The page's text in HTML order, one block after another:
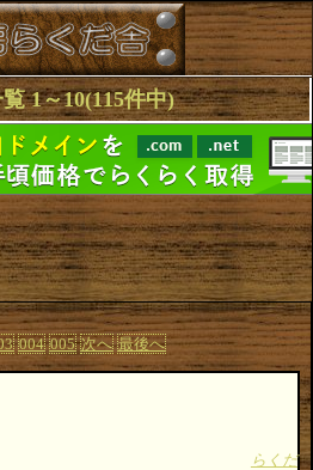
1～10(115件中)
004 005 次へ 最後へ
らくだ